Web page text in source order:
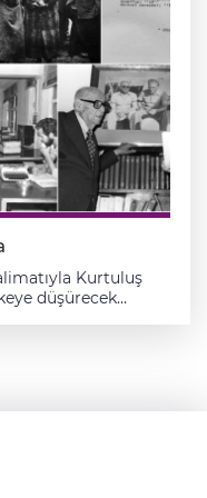
doğru bilgiyi
binlerce içerik
olayları
haber ağı kuran
milletimizin hafızası,
Tarafsızlığı, ilkeli
anlayışıyla
bir misyonu
çalışanlarını tebrik
Kurtuluş
düşürecek
Milli Mücadele'ye
yola çıkan
ve Halide Edip